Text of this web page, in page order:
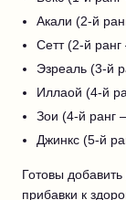
Акали (2-й
Сетт (2-й
Эзреаль (3-й
Иллаой (4-й
Зои (4-й ранг
Джинкс (5-й
Готовы
прибавки к